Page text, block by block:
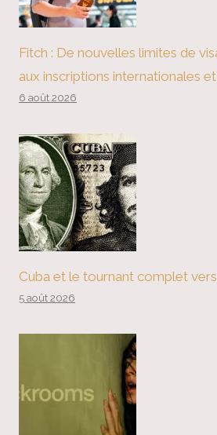
Fitch : De nouvelles limites de
aux inscriptions internationales
6 août 2026
Cuba et le tournant complet
5 août 2026